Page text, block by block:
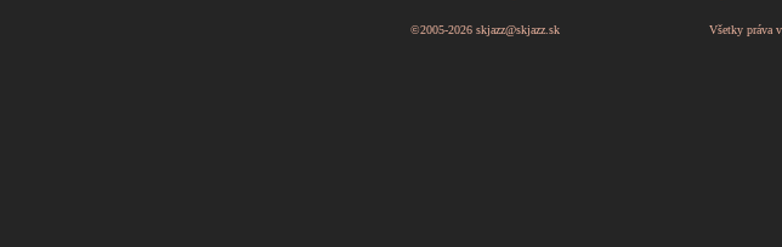
©2005-2026 skjazz@skjazz.sk Všetky práva